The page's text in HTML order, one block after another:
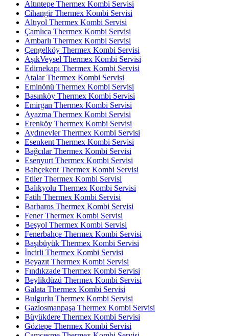
Altıntepe Thermex Kombi Servisi
Cihangir Thermex Kombi Servisi
Altıyol Thermex Kombi Servisi
Çamlıca Thermex Kombi Servisi
Ambarlı Thermex Kombi Servisi
Çengelköy Thermex Kombi Servisi
AşıkVeysel Thermex Kombi Servisi
Edirnekapı Thermex Kombi Servisi
Atalar Thermex Kombi Servisi
Eminönü Thermex Kombi Servisi
Basınköy Thermex Kombi Servisi
Emirgan Thermex Kombi Servisi
Ayazma Thermex Kombi Servisi
Erenköy Thermex Kombi Servisi
Aydınevler Thermex Kombi Servisi
Esenkent Thermex Kombi Servisi
Bağcılar Thermex Kombi Servisi
Esenyurt Thermex Kombi Servisi
Bahçekent Thermex Kombi Servisi
Etiler Thermex Kombi Servisi
Balıkyolu Thermex Kombi Servisi
Fatih Thermex Kombi Servisi
Barbaros Thermex Kombi Servisi
Fener Thermex Kombi Servisi
Beşyol Thermex Kombi Servisi
Fenerbahçe Thermex Kombi Servisi
Başıbüyük Thermex Kombi Servisi
İncirli Thermex Kombi Servisi
Beyazıt Thermex Kombi Servisi
Fındıkzade Thermex Kombi Servisi
Beylikdüzü Thermex Kombi Servisi
Galata Thermex Kombi Servisi
Bulgurlu Thermex Kombi Servisi
Gaziosmanpaşa Thermex Kombi Servisi
Büyükdere Thermex Kombi Servisi
Göztepe Thermex Kombi Servisi